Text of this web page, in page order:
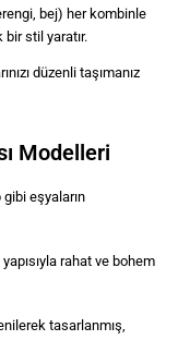
bej) her kombinle
stil yaratır.
düzenli taşımanız
Modelleri
gibi eşyaların
yapısıyla rahat ve bohem
tasarlanmış,